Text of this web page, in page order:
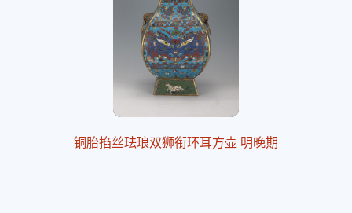
铜胎掐丝珐琅双狮衔环耳方壶 明晚期